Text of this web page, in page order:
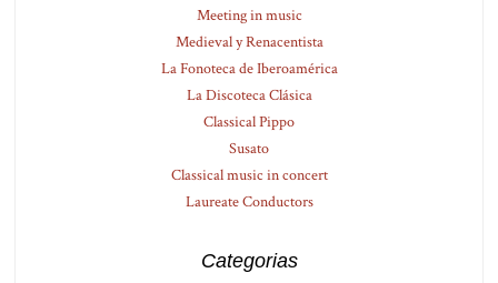
Meeting in music
Medieval y Renacentista
La Fonoteca de Iberoamérica
La Discoteca Clásica
Classical Pippo
Susato
Classical music in concert
Laureate Conductors
Categorias